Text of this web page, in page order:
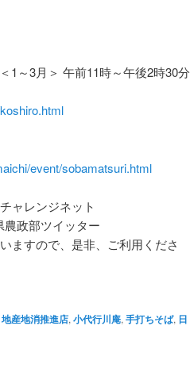
1～3月＞ 午前11時～午後2時30分
event/sobamatsuri.html
ャレンジネット
農政部ツイッター
ますので、是非、ご利用くださ
地産地消推進店, 小代行川庵, 手打ちそば, 日